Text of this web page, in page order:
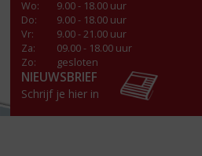
Wo:
9.00 - 18.00 uur
Do:
9.00 - 18.00 uur
Vr:
9.00 - 21.00 uur
Za:
09.00 - 18.00 uur
Zo:
gesloten
NIEUWSBRIEF
Schrijf je hier in